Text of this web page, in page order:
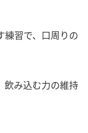
練習で、口周りの
飲み込む力の維持